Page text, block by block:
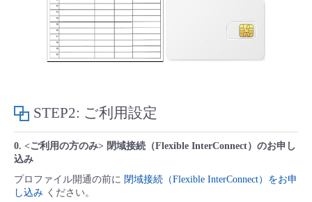
STEP2: ご利用設定
0. <ご利用の方のみ> 閉域接続（Flexible InterConnect）のお申し
込み
プロファイル開通の前に 閉域接続（Flexible InterConnect）をお申
し込み ください。